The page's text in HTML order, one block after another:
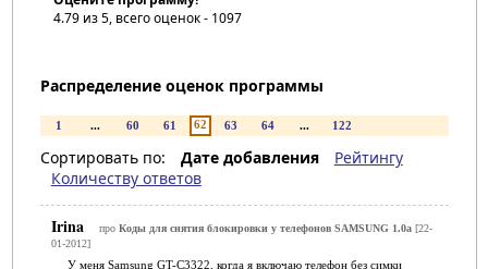
4.79из 5, всего оценок - 1097
Распределение оценок программы
1 ... 60 61 62 63 64 ... 122
Сортировать по: Дате добавления
Рейтингу
Количеству ответов
Irina про Коды для снятия блокировки у телефонов SAMSUNG 1.0a[22-
01-2012]
У меня Samsung GT-C3322, когда я включаю телефон без симки